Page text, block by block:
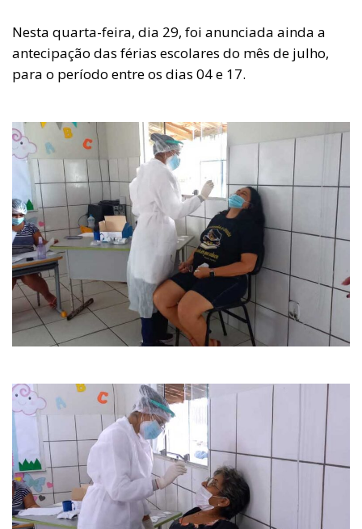
Nesta quarta-feira, dia 29, foi anunciada ainda a
antecipação das férias escolares do mês de julho,
para o período entre os dias 04 e 17.